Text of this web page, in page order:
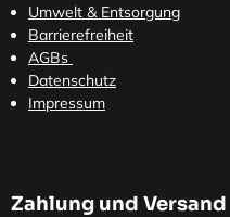
Umwelt & Entsorgung
Barrierefreiheit
AGBs
Datenschutz
Impressum
Zahlung und Versand